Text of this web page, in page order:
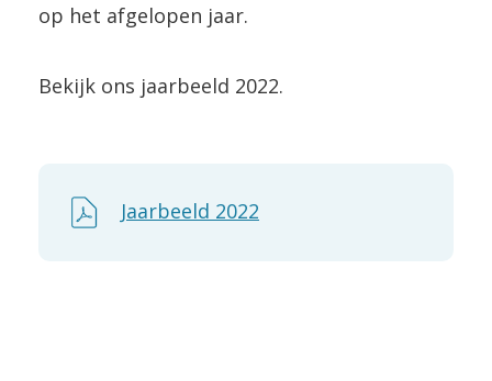
op het afgelopen jaar.
Bekijk ons jaarbeeld 2022.
Jaarbeeld 2022